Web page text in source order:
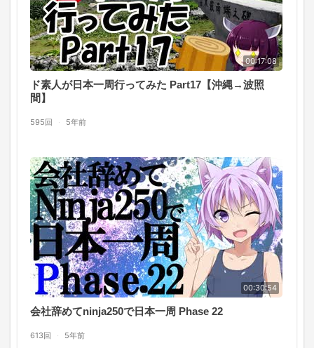
00:17:08
ド素人が日本一周行ってみた Part17【沖縄→波照
間】
595回 · 5年前
00:30:54
会社辞めてninja250で日本一周 Phase 22
613回 · 5年前